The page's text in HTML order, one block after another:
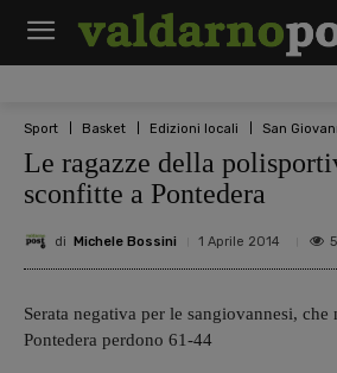
Sport Basket Edizioni locali San
Le ragazze della
sconfitte a Pontedera
di Michele Bossini 1 Aprile 2014
Serata negativa per le sangiovannesi,
Pontedera perdono 61-44